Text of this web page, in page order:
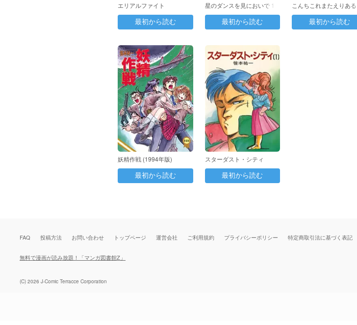
エリアルファイト
最初から読む
星のダンスを見においで 1
最初から読む
こんちこれまたえりある
最初から読む
妖精作戦 (1994年版)
最初から読む
スターダスト・シティ
最初から読む
FAQ 投稿方法 お問い合わせ トップページ 運営会社 ご利用規約 プライバシーポリシー 特定商取引法に基づく表記
無料で漫画が読み放題！「マンガ図書館Z」
(C) 2026 J-Comic Terracce Corporation